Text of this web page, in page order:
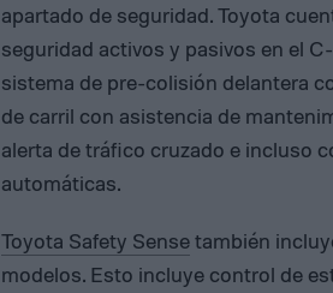
apartado de seguridad. Toyota
seguridad activos y pasivos en el
sistema de pre-colisión delantera
de carril con asistencia de
alerta de tráfico cruzado e incluso
automáticas.
Toyota Safety Sensetambién
modelos. Esto incluye control de